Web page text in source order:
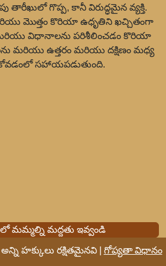
తారీఖులో గొప్ప, కానీ విరుద్ధమైన వ్యక్తి.
మొత్తం కొరియా ఉధృతిని ఖచ్చితంగా
విధానాలను పరిశీలించడం కొరియా
మరియు ఉత్తరం మరియు దక్షిణం మధ్య
సహాయపడుతుంది.
మమ్మల్ని మద్దతు ఇవ్వండి
అన్ని హక్కులు రక్షితమైనవి | గోప్యతా విధానం